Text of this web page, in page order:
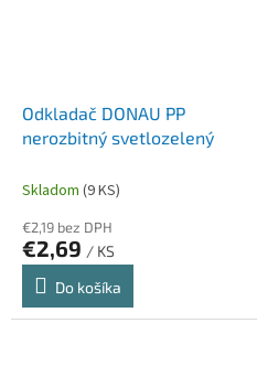
Odkladač DONAU PP
nerozbitný svetlozelený
Skladom (9 KS)
€2,19 bez DPH
€2,69 / KS
Do košíka